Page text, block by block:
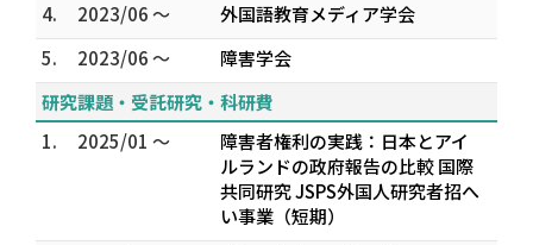
4.
2023/06 ～
外国語教育メディア学会
5.
2023/06 ～
障害学会
研究課題・受託研究・科研費
1.
2025/01 ～
障害者権利の実践：日本とアイ
ルランドの政府報告の比較 国際
共同研究 JSPS外国人研究者招へ
い事業（短期）